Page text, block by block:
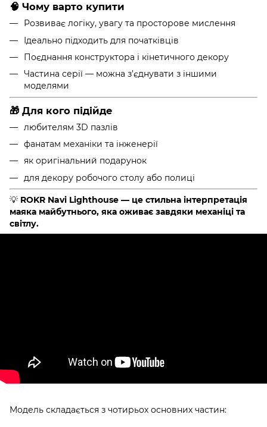
🧠 Чому варто купити
Розвиває логіку, увагу та просторове мислення
Ідеально підходить для початківців
Поєднання конструктора і кінетичного декору
Частина серії — можна з’єднувати з іншими
моделями
🎁 Для кого підійде
любителям 3D пазлів
фанатам механіки та інженерії
як оригінальний подарунок
для декору робочого столу або полиці
💡 ROKR Navi Lighthouse — це стильна інтерпретація
маяка майбутнього, яка оживає завдяки механіці та
світлу.
Модель складається з чотирьох основних частин: